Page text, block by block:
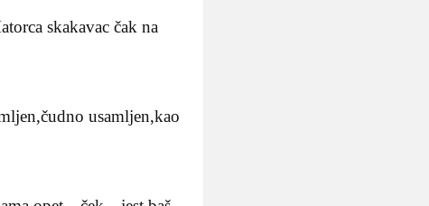
skakavac čak na
usamljen,kao